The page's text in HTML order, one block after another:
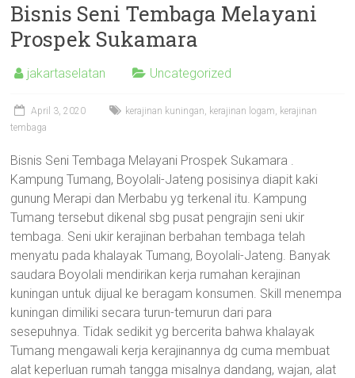
Bisnis Seni Tembaga Melayani
Prospek Sukamara
jakartaselatan Uncategorized
April 3, 2020 kerajinan kuningan, kerajinan logam, kerajinan
tembaga
Bisnis Seni Tembaga Melayani Prospek Sukamara .
Kampung Tumang, Boyolali-Jateng posisinya diapit kaki
gunung Merapi dan Merbabu yg terkenal itu. Kampung
Tumang tersebut dikenal sbg pusat pengrajin seni ukir
tembaga. Seni ukir kerajinan berbahan tembaga telah
menyatu pada khalayak Tumang, Boyolali-Jateng. Banyak
saudara Boyolali mendirikan kerja rumahan kerajinan
kuningan untuk dijual ke beragam konsumen. Skill menempa
kuningan dimiliki secara turun-temurun dari para
sesepuhnya. Tidak sedikit yg bercerita bahwa khalayak
Tumang mengawali kerja kerajinannya dg cuma membuat
alat keperluan rumah tangga misalnya dandang, wajan, alat